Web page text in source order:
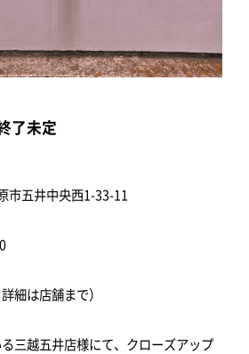
了未定
市五井中央西1-33-11
細は店舗まで）
三越五井店様にて、クローズアップ